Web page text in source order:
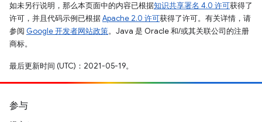
如未另行说明，那么本页面中的内容已根据知识共享署名 4.0 许可获得了
许可，并且代码示例已根据Apache 2.0 许可获得了许可。有关详情，请
参阅 Google 开发者网站政策。Java 是 Oracle 和/或其关联公司的注册
商标。
最后更新时间 (UTC)：2021-05-19。
参与